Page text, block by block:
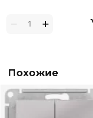
Похожие